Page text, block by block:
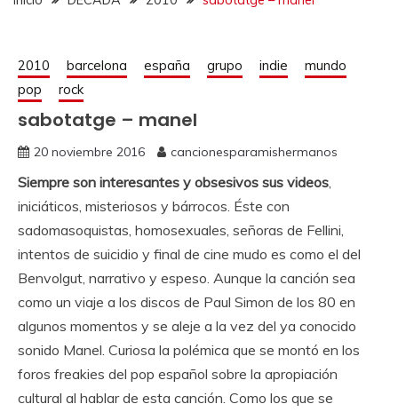
MIS HERMANOS
2010 barcelona españa grupo indie
mundo
pop
rock
sabotatge – manel
20 noviembre 2016 cancionesparamishermanos
Siempre son interesantes y obsesivos sus videos,
iniciáticos, misteriosos y bárrocos. Éste con
sadomasoquistas, homosexuales, señoras de Fellini,
intentos de suicidio y final de cine mudo es como el del
Benvolgut, narrativo y espeso. Aunque la canción sea
como un viaje a los discos de Paul Simon de los 80 en
algunos momentos y se aleje a la vez del ya conocido
sonido Manel. Curiosa la polémica que se montó en los
foros freakies del pop español sobre la apropiación
cultural al hablar de esta canción. Como los que se